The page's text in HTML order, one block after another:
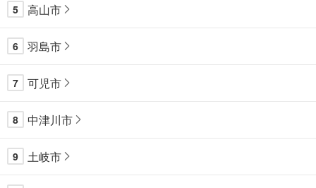
5 高山市
6 羽島市
7 可児市
8 中津川市
9 土岐市